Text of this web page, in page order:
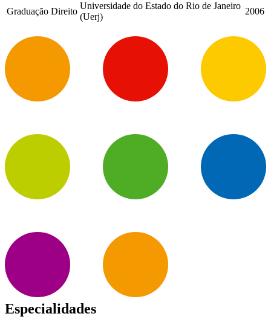
Graduação Direito
Universidade do Estado do Rio de Janeiro
(Uerj)
2006
Especialidades